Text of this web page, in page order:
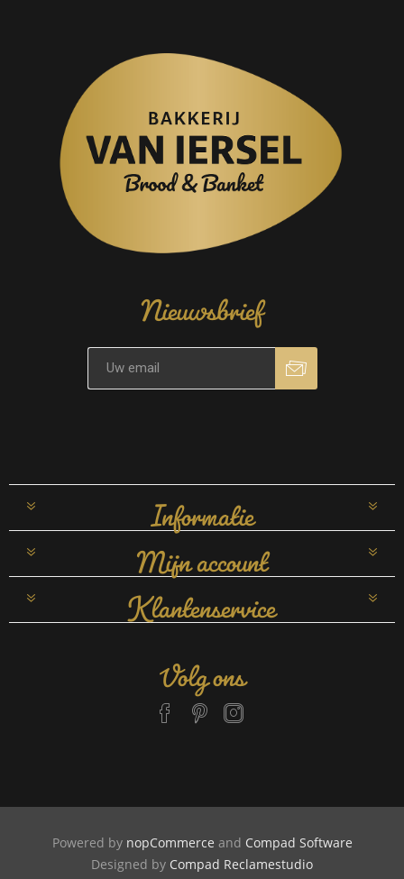
Nieuwsbrief
Informatie
Mijn account
Klantenservice
Volg ons
Powered by nopCommerce and Compad Software
Designed by Compad Reclamestudio